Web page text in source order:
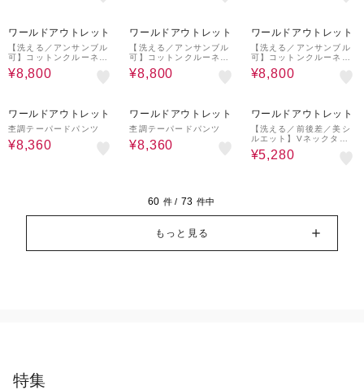
ワールドアウトレット
【洗える／アンサンブル
可】コットンクルーネッ
クカーディガン
¥8,800
ワールドアウトレット
【洗える／アンサンブル
可】コットンクルーネッ
クカーディガン
¥8,800
ワールドアウトレット
【洗える／アンサンブル
可】コットンクルーネッ
クカーディガン
¥8,800
ワールドアウトレット
杢調テーパードパンツ
¥8,360
ワールドアウトレット
杢調テーパードパンツ
¥8,360
ワールドアウトレット
【洗える／前後差／美シ
ルエット】Vネックタッ
クプルオーバーニット
¥5,280
60 件 / 73 件中
もっと見る
特集